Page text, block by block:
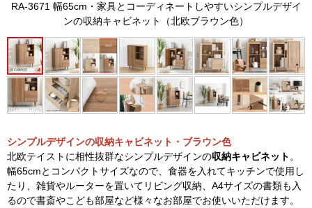
RA-3671 幅65cm・家具とコーディネートしやすいシンプルデザイ
ンの収納キャビネット（北欧ブラウン色）
シンプルデザインの収納キャビネット・ブラウン色
北欧テイストに相性抜群なシンプルデザインの収納キャビネット 。
幅65cmとコンパクトサイズなので、食器を入れてキッチンで使用し
たり、雑貨やルーターを置いてリビング収納、A4サイズの書類も入
るので書斎やこども部屋など様々なお部屋でお使いいただけます。